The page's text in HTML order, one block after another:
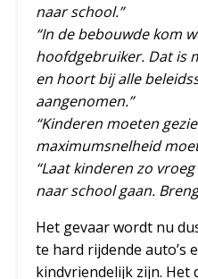
naar school.”
“In de bebouwde kom
hoofdgebruiker. Dat is
en hoort bij alle
aangenomen.”
“Kinderen moeten
maximumsnelheid
“Laat kinderen zo
naar school gaan.
Het gevaar wordt nu
te hard rijdende auto’s
kindvriendelijk zijn. Het